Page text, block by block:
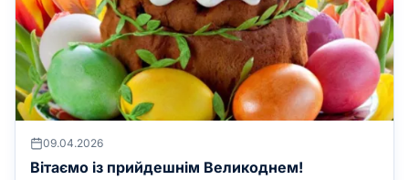
09.04.2026
Вітаємо із прийдешнім Великоднем!